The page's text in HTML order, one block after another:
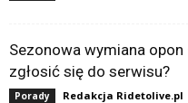
Sezonowa wymiana
zgłosić się do serwisu?
Porady Redakcja Ridetolive.pl